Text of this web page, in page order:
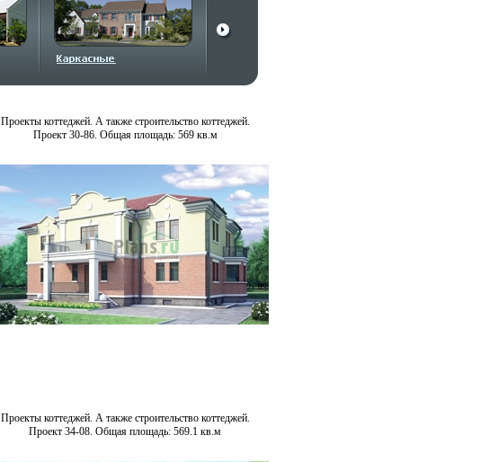
Проекты коттеджей. А также строительство коттеджей.
Проект 30-86. Общая площадь: 569 кв.м
Проекты коттеджей. А также строительство коттеджей.
Проект 34-08. Общая площадь: 569.1 кв.м